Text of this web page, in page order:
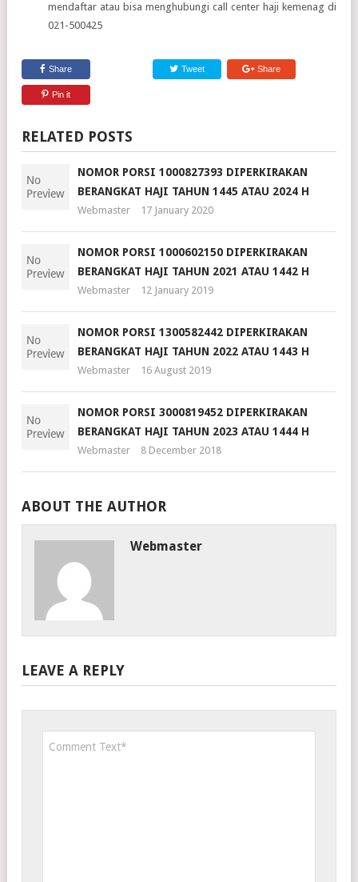
mendaftar atau bisa menghubungi call center haji kemenag di
021-500425
Share Tweet Share
Pin it
RELATED POSTS
NOMOR PORSI 1000827393 DIPERKIRAKAN
BERANGKAT HAJI TAHUN 1445 ATAU 2024 H
Webmaster 17 January 2020
NOMOR PORSI 1000602150 DIPERKIRAKAN
BERANGKAT HAJI TAHUN 2021 ATAU 1442 H
Webmaster 12 January 2019
NOMOR PORSI 1300582442 DIPERKIRAKAN
BERANGKAT HAJI TAHUN 2022 ATAU 1443 H
Webmaster 16 August 2019
NOMOR PORSI 3000819452 DIPERKIRAKAN
BERANGKAT HAJI TAHUN 2023 ATAU 1444 H
Webmaster 8 December 2018
ABOUT THE AUTHOR
Webmaster
LEAVE A REPLY